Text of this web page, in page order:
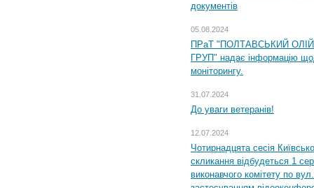
документів
05.08.2024
ПРаТ "ПОЛТАВСЬКИЙ
ГРУП" надає інформацію
моніторингу.
31.07.2024
До уваги ветеранів!
12.07.2024
Чотирнадцята сесія
скликання відбудеться 1
виконавчого комітету по